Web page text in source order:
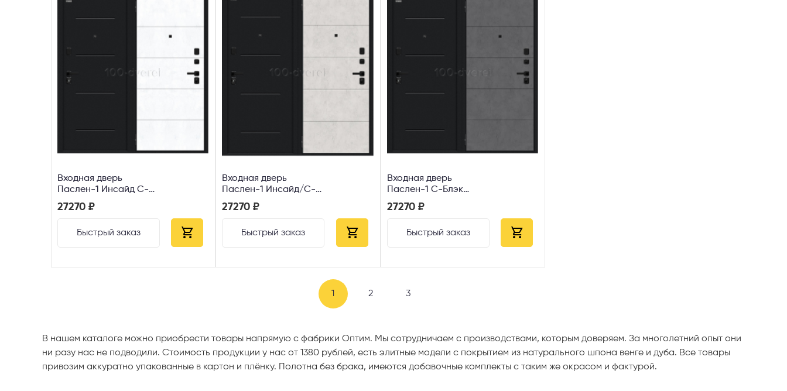
Входная дверь
Паслен-1 Инсайд С-
Блэк Букле черное
27270 ₽
Быстрый заказ
Входная дверь
Паслен-1 Инсайд/С-
Блэк
27270 ₽
Быстрый заказ
Входная дверь
Паслен-1 С-Блэк
Инсайд Букле черное
27270 ₽
Быстрый заказ
1 2 3
В нашем каталоге можно приобрести товары напрямую с фабрики Оптим. Мы сотрудничаем с производствами, которым доверяем. За многолетний опыт они
ни разу нас не подводили. Стоимость продукции у нас от 1380 рублей, есть элитные модели с покрытием из натурального шпона венге и дуба. Все товары
привозим аккуратно упакованные в картон и плёнку. Полотна без брака, имеются добавочные комплекты с таким же окрасом и фактурой.